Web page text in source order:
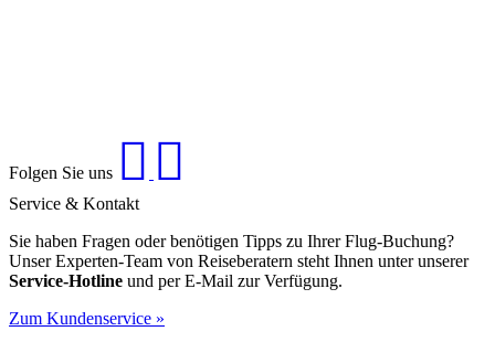
Folgen Sie uns
Service & Kontakt
Sie haben Fragen oder benötigen Tipps zu Ihrer Flug-Buchung?
Unser Experten-Team von Reiseberatern steht Ihnen unter unserer
Service-Hotline und per E-Mail zur Verfügung.
Zum Kundenservice »